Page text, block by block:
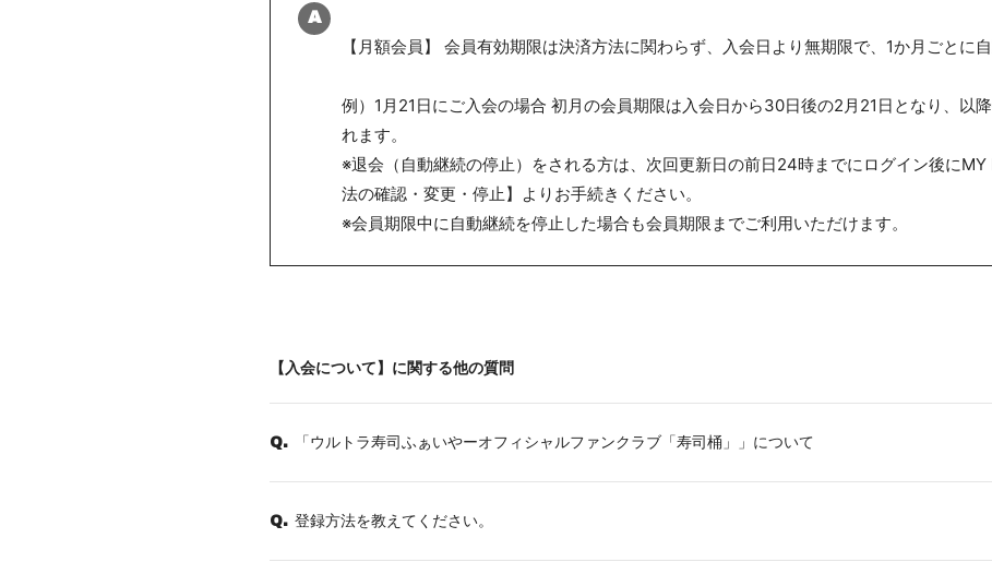
A
【月額会員】 会員有効期限は決済方法に関わらず、入会日より無期限で、1か月ごとに自
例）1月21日にご入会の場合 初月の会員期限は入会日から30日後の2月21日となり、以
れます。
※退会（自動継続の停止）をされる方は、次回更新日の前日24時までにログイン後にMY
法の確認・変更・停止】よりお手続きください。
※会員期限中に自動継続を停止した場合も会員期限までご利用いただけます。
【入会について】に関する他の質問
Q. 「ウルトラ寿司ふぁいやーオフィシャルファンクラブ「寿司桶」」について
Q. 登録方法を教えてください。